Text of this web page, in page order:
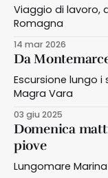
Viaggio di lavoro,
Romagna
14 mar 2026
Da
Escursione lungo
Magra Vara
03 giu 2025
Domenica
piove
Lungomare